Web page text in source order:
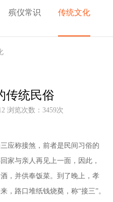
殡仪常识 传统文化
传统民俗
浏览次数：3459次
应称接煞，前者是民间习俗的
家与亲人再见上一面，因此，
，并供奉饭菜。到了晚上，孝
，路口堆纸钱烧奠，称“接三”。